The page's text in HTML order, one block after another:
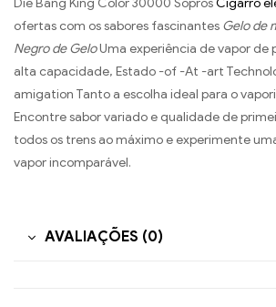
Die Bang King Color 30000 SoprosCigarro
ofertas com os sabores fascinantes Gelo de
Negro de GeloUma experiência de vapor de
alta capacidade, Estado -of -At -art
amigation Tanto a escolha ideal para o
Encontre sabor variado e qualidade de
todos os trens ao máximo e experimente
vapor incomparável.
AVALIAÇÕES (0)